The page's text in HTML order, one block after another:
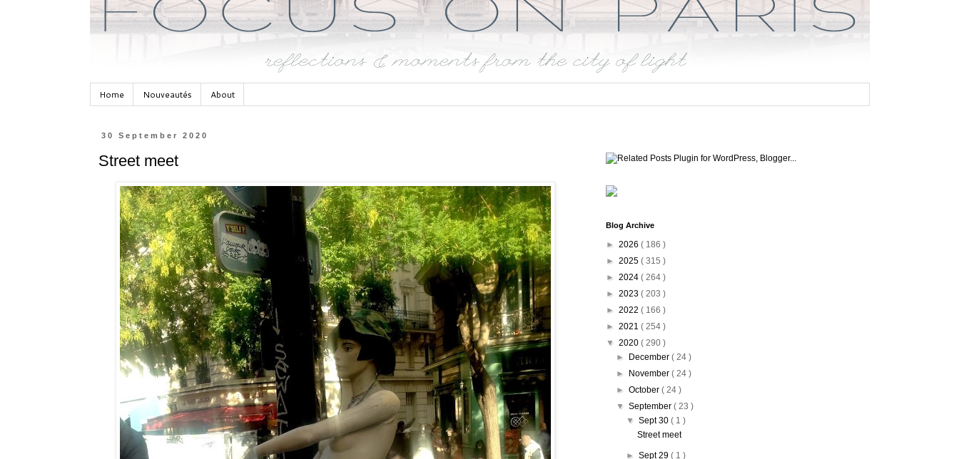
Home Nouveautés About
30 September 2020
Street meet
Blog Archive
► 2026 ( 186 )
► 2025 ( 315 )
► 2024 ( 264 )
► 2023 ( 203 )
► 2022 ( 166 )
► 2021 ( 254 )
▼ 2020 ( 290 )
►
December ( 24 )
►
November ( 24 )
► October ( 24 )
▼ September ( 23 )
▼Sept 30( 1 )
Street meet
►Sept 29( 1 )